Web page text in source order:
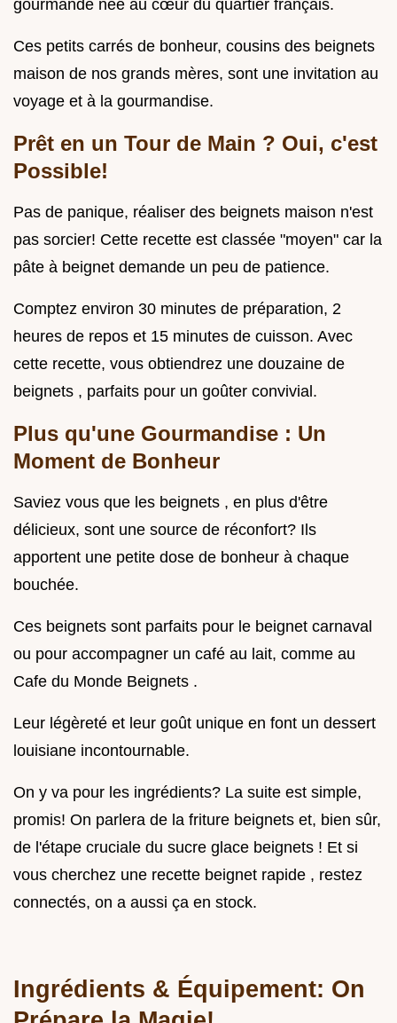
gourmande née au cœur du quartier français.
Ces petits carrés de bonheur, cousins des beignets
maison de nos grands mères, sont une invitation au
voyage et à la gourmandise.
Prêt en un Tour de Main ? Oui, c'est
Possible!
Pas de panique, réaliser des beignets maison n'est
pas sorcier! Cette recette est classée "moyen" car la
pâte à beignet demande un peu de patience.
Comptez environ 30 minutes de préparation, 2
heures de repos et 15 minutes de cuisson. Avec
cette recette, vous obtiendrez une douzaine de
beignets , parfaits pour un goûter convivial.
Plus qu'une Gourmandise : Un
Moment de Bonheur
Saviez vous que les beignets , en plus d'être
délicieux, sont une source de réconfort? Ils
apportent une petite dose de bonheur à chaque
bouchée.
Ces beignets sont parfaits pour le beignet carnaval
ou pour accompagner un café au lait, comme au
Cafe du Monde Beignets .
Leur légèreté et leur goût unique en font un dessert
louisiane incontournable.
On y va pour les ingrédients? La suite est simple,
promis! On parlera de la friture beignets et, bien sûr,
de l'étape cruciale du sucre glace beignets ! Et si
vous cherchez une recette beignet rapide , restez
connectés, on a aussi ça en stock.
Ingrédients & Équipement: On